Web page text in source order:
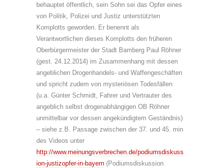
behauptet öffentlich, sein Sohn sei das Opfer eines
von Politik, Polizei und Justiz unterstützten
Komplotts geworden. Er benennt als
Verantwortlichen dieses Komplotts den früheren
Oberbürgermeister der Stadt Bamberg Paul Röhner
(gest. 24.12.2014) im Zusammenhang mit dessen
angeblichen Drogenhandels- und Waffengeschäften
und spricht zudem von mysteriösen Todesfällen
(u.a. Günter Schmidt, Fahrer und Vertrauter des
angeblich selbst drogenabhängigen OB Röhner
unmittelbar vor dessen angekündigtem Geständnis)
– siehe z.B. Passage zwischen der 37. und 45. min
des Videos unter
http://www.meinungsverbrechen.de/podiumsdiskuss
ion-justizopfer-in-bayern (Podiumsdiskussion